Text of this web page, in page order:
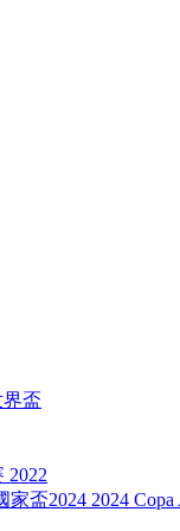
界盃
2022
盃2024 2024 Copa